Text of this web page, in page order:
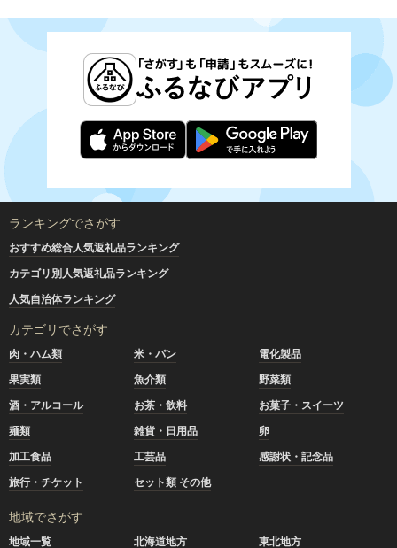
ランキングでさがす
おすすめ総合人気返礼品ランキング
カテゴリ別人気返礼品ランキング
人気自治体ランキング
カテゴリでさがす
肉・ハム類 米・パン
電化製品
果実類
魚介類
野菜類
酒・アルコール
お茶・飲料
お菓子・スイーツ
麺類
雑貨・日用品
卵
加工食品
工芸品
感謝状・記念品
旅行・チケット
セット類 その他
地域でさがす
地域一覧 北海道地方
東北地方